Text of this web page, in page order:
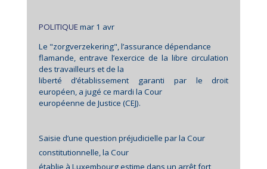
POLITIQUEmar 1 avr
Le "zorgverzekering", l’assurance dépendance
flamande, entrave l’exercice de la libre circulation
des travailleurs et de la
liberté d’établissement garanti par le droit
européen, a jugé ce mardi la Cour
européenne de Justice (CEJ).
Saisie d’une question préjudicielle par la Cour
constitutionnelle, la Cour
établie à Luxembourg estime dans un arrêt fort